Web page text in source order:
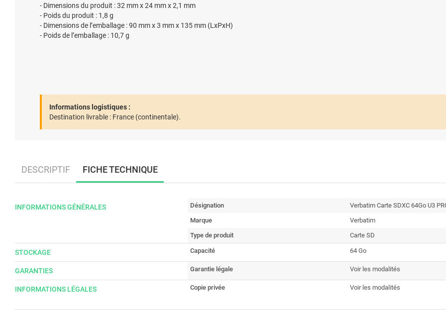
- Dimensions du produit : 32 mm x 24 mm x 2,1 mm
- Poids du produit : 1,8 g
- Dimensions de l’emballage : 90 mm x 3 mm x 135 mm (LxPxH)
- Poids de l’emballage : 10,7 g
Informations logistiques :
Destination livrable : France (continentale).
DESCRIPTIF FICHE TECHNIQUE
INFORMATIONS GÉNÉRALES Désignation
Verbatim Carte SDXC 64Go U3
Marque
Verbatim
Type de produit
Carte SD
STOCKAGE Capacité 64 Go
GARANTIES Garantie légale Voir les modalités
INFORMATIONS LÉGALES Copie privée Voir les modalités